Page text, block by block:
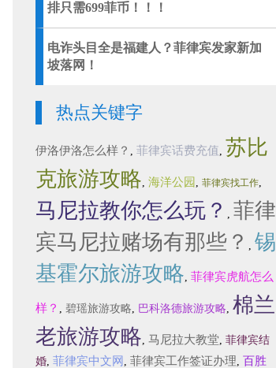
排只需699菲币！！！
电诈头目全是福建人？菲律宾发家新加
坡落网！
热点关键字
伊洛伊洛怎么样？ , 菲律宾话费充值, 苏比
克旅游攻略, 海洋公园 , 菲律宾找工作,
马尼拉教你怎么玩？ , 菲律
宾马尼拉赌场有那些？ , 锡
基霍尔旅游攻略, 菲律宾虎航怎么
样？ , 碧瑶旅游攻略, 巴科洛德旅游攻略, 棉兰
老旅游攻略, 马尼拉大教堂, 菲律宾结
婚, 菲律宾中文网 , 菲律宾工作签证办理, 百胜